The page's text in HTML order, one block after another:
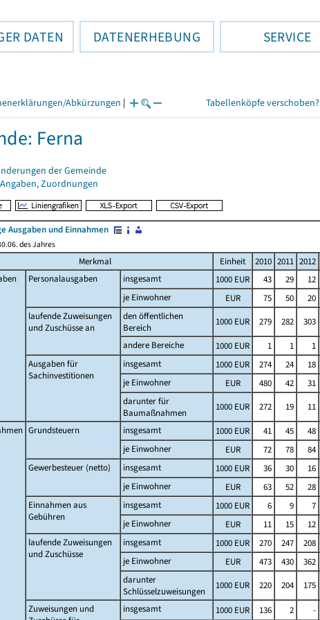
DATEN DATENERHEBUNG SERVICE
Abkürzungen | Tabellenköpfe verschoben?
Ferna
der Gemeinde
Zuordnungen
Ausgaben und Einnahmen
des Jahres
Merkmal Einheit 2010 2011 2012
Personalausgaben insgesamt 1000 EUR 43 29 12
je Einwohner
EUR 75 50 20
laufende Zuweisungen
und Zuschüsse an
den öffentlichen
Bereich
1000 EUR 279 282 303
andere Bereiche
1000 EUR 1 1 1
Ausgaben für
Sachinvestitionen
insgesamt 1000 EUR 274 24 18
je Einwohner
EUR 480 42 31
darunter für
Baumaßnahmen
1000 EUR 272 19 11
Grundsteuern insgesamt 1000 EUR 41 45 48
je Einwohner
EUR 72 78 84
Gewerbesteuer (netto)
insgesamt 1000 EUR 36 30 16
je Einwohner
EUR 63 52 28
Einnahmen aus
Gebühren
insgesamt 1000 EUR 6 9 7
je Einwohner
EUR 11 15 12
laufende Zuweisungen
und Zuschüsse
insgesamt 1000 EUR 270 247 208
je Einwohner
EUR 473 430 362
darunter
Schlüsselzuweisungen
1000 EUR 220 204 175
Zuweisungen und
insgesamt 1000 EUR 136 2 -